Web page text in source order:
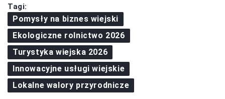
Tagi:
Pomysły na biznes wiejski
Ekologiczne rolnictwo 2026
Turystyka wiejska 2026
Innowacyjne usługi wiejskie
Lokalne walory przyrodnicze